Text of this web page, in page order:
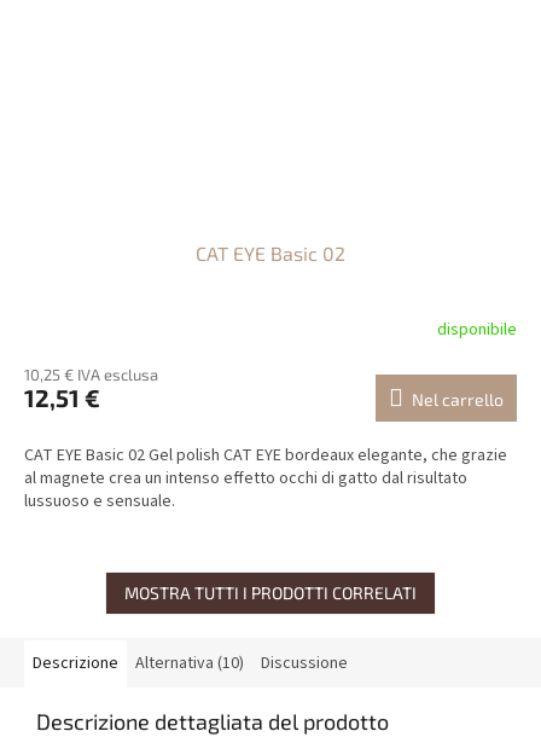
CAT EYE Basic 02
disponibile
10,25 € IVA esclusa
12,51 € Nel carrello
CAT EYE Basic 02 Gel polish CAT EYE bordeaux elegante, che grazie
al magnete crea un intenso effetto occhi di gatto dal risultato
lussuoso e sensuale.
MOSTRA TUTTI I PRODOTTI CORRELATI
Descrizione Alternativa (10) Discussione
Descrizione dettagliata del prodotto